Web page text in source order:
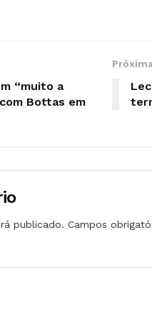
“muito a
Bottas em
publicado. Campos